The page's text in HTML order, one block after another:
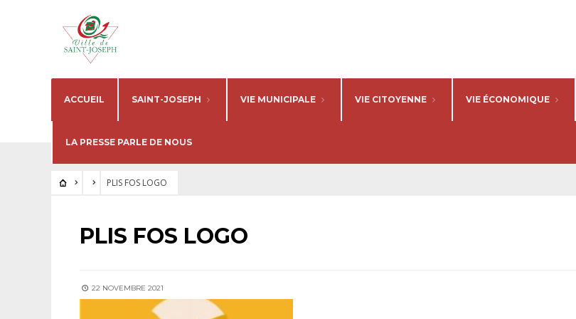
ACCUEIL SAINT-JOSEPH VIE MUNICIPALE VIE CITOYENNE VIE ÉCONOMIQUE
LA PRESSE PARLE DE NOUS
PLIS FOS LOGO
PLIS FOS LOGO
22 NOVEMBRE 2021